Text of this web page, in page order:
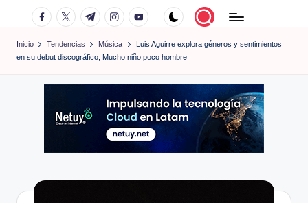
n
t
n
facebook.com
twitter.com
t.me instagram.com
youtube.com
Inicio Tendencias Música
Luis Aguirre explora géneros y sentimientos
en su debut discográfico, Mucho niño poco hombre